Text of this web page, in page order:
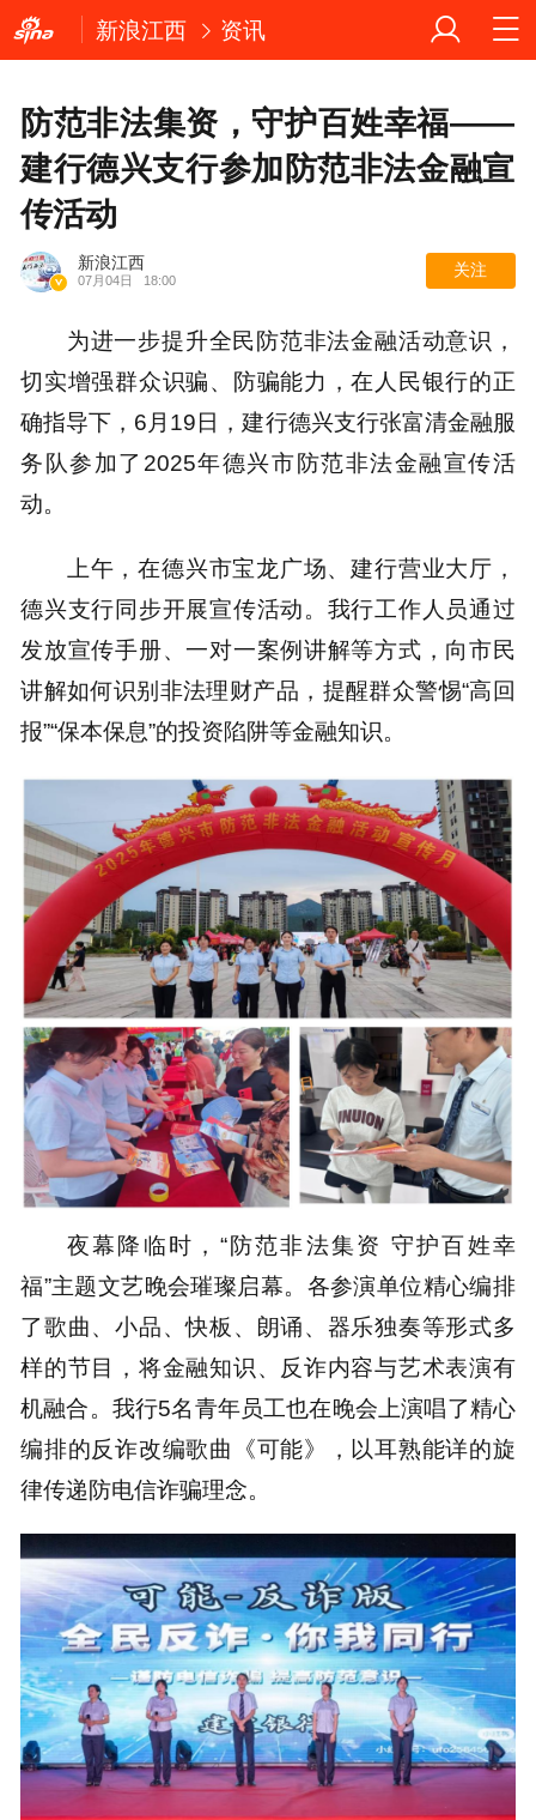
新浪江西 资讯
防范非法集资，守护百姓幸福——
建行德兴支行参加防范非法金融宣
传活动
新浪江西
07月04日 18:00
关注
为进一步提升全民防范非法金融活动意识，
切实增强群众识骗、防骗能力，在人民银行的正
确指导下，6月19日，建行德兴支行张富清金融服
务队参加了2025年德兴市防范非法金融宣传活
动。
上午，在德兴市宝龙广场、建行营业大厅，
德兴支行同步开展宣传活动。我行工作人员通过
发放宣传手册、一对一案例讲解等方式，向市民
讲解如何识别非法理财产品，提醒群众警惕“高回
报”“保本保息”的投资陷阱等金融知识。
夜幕降临时，“防范非法集资 守护百姓幸
福”主题文艺晚会璀璨启幕。各参演单位精心编排
了歌曲、小品、快板、朗诵、器乐独奏等形式多
样的节目，将金融知识、反诈内容与艺术表演有
机融合。我行5名青年员工也在晚会上演唱了精心
编排的反诈改编歌曲《可能》，以耳熟能详的旋
律传递防电信诈骗理念。